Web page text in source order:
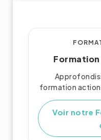
formation
Voir notre